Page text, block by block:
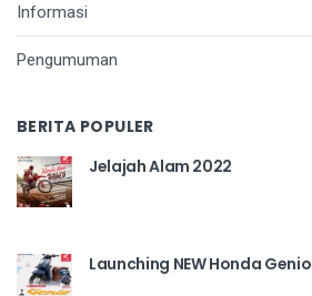
Informasi
Pengumuman
BERITA POPULER
Jelajah Alam 2022
Launching NEW Honda Genio